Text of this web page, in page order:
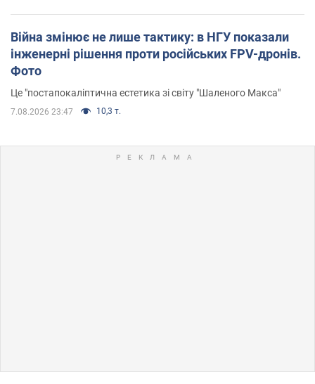
Війна змінює не лише тактику: в НГУ показали
інженерні рішення проти російських FPV-дронів.
Фото
Це "постапокаліптична естетика зі світу "Шаленого Макса"
7.08.2026 23:47 10,3 т.